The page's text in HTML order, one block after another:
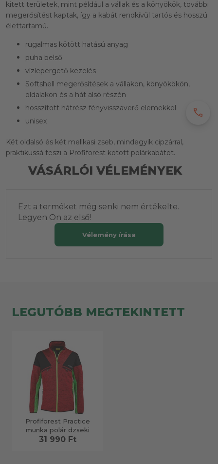
kitett területek, mint például a vállak és a könyökök, további
megerősítést kaptak, így a kabát rendkívül tartós és hosszú
élettartamú.
rugalmas kötött hatású anyag
puha belső
vízlepergető kezelés
Softshell megerősítések a vállakon, könyökökön,
oldalakon és a hát alsó részén
hosszított hátrész fényvisszaverő elemekkel
unisex
Két oldalsó és két mellkasi zseb, mindegyik cipzárral,
praktikussá teszi a Profiforest kötött polárkabátot.
VÁSÁRLÓI VÉLEMÉNYEK
Ezt a terméket még senki nem értékelte.
Legyen Ön az első!
Vélemény írása
LEGUTÓBB MEGTEKINTETT
Profiforest Practice
munka polár dzseki
31 990 Ft
call